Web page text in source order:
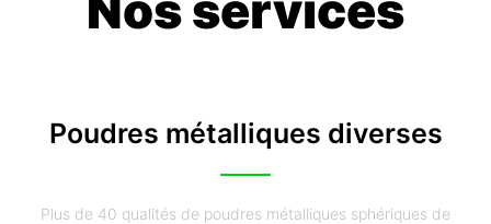
Poudres métalliques diverses
Plus de 40 qualités de poudres métalliques sphériques de